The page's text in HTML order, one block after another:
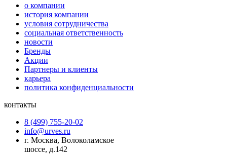
о компании
история компании
условия сотрудничества
социальная ответственность
новости
Бренды
Акции
Партнеры и клиенты
карьера
политика конфиденциальности
контакты
8 (499) 755-20-02
info@urves.ru
г. Москва, Волоколамское
шоссе, д.142